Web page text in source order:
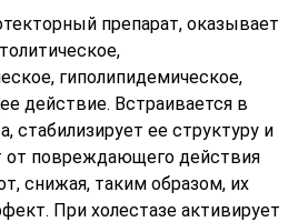
препарат, оказывает
гиполипидемическое,
действие. Встраивается в
стабилизирует ее структуру и
от повреждающего действия
снижая, таким образом, их
При холестазе активирует